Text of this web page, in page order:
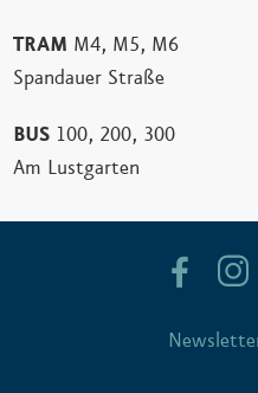
TRAM M4, M5, M6
Spandauer Straße
BUS 100, 200, 300
Am Lustgarten